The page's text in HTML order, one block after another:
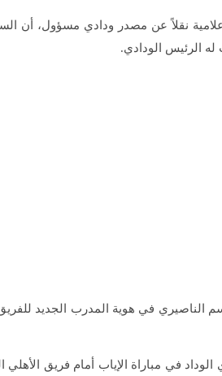
نقلاً عن مصدر ودادي مسؤول، أن
له الرئيس الودادي.
الناصيري في هوية المدرب الجديد
في مباراة الإياب أمام فريق الأهلي